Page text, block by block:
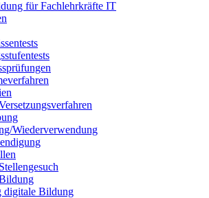
für Fachlehrkräfte IT
Wiederverwendung
digitale Bildung